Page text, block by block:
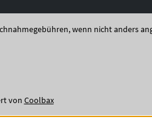
wenn nicht anders
von Coolbax